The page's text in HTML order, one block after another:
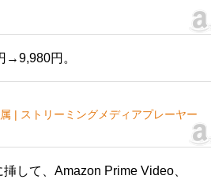
→9,980円。
| ストリーミングメディアプレーヤー
して、Amazon Prime Video、